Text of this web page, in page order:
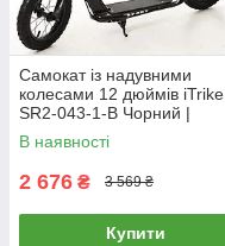
Самокат із надувними
колесами 12 дюймів iTrike
SR2-043-1-B Чорний |
Самокат для підлітка
В наявності
2 676 ₴ 3 569 ₴
Купити